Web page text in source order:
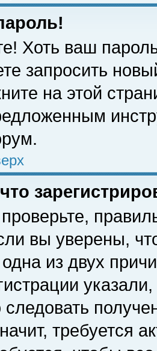
Хоть ваш
запросить
на этой
вы уверены,
из двух
требуется